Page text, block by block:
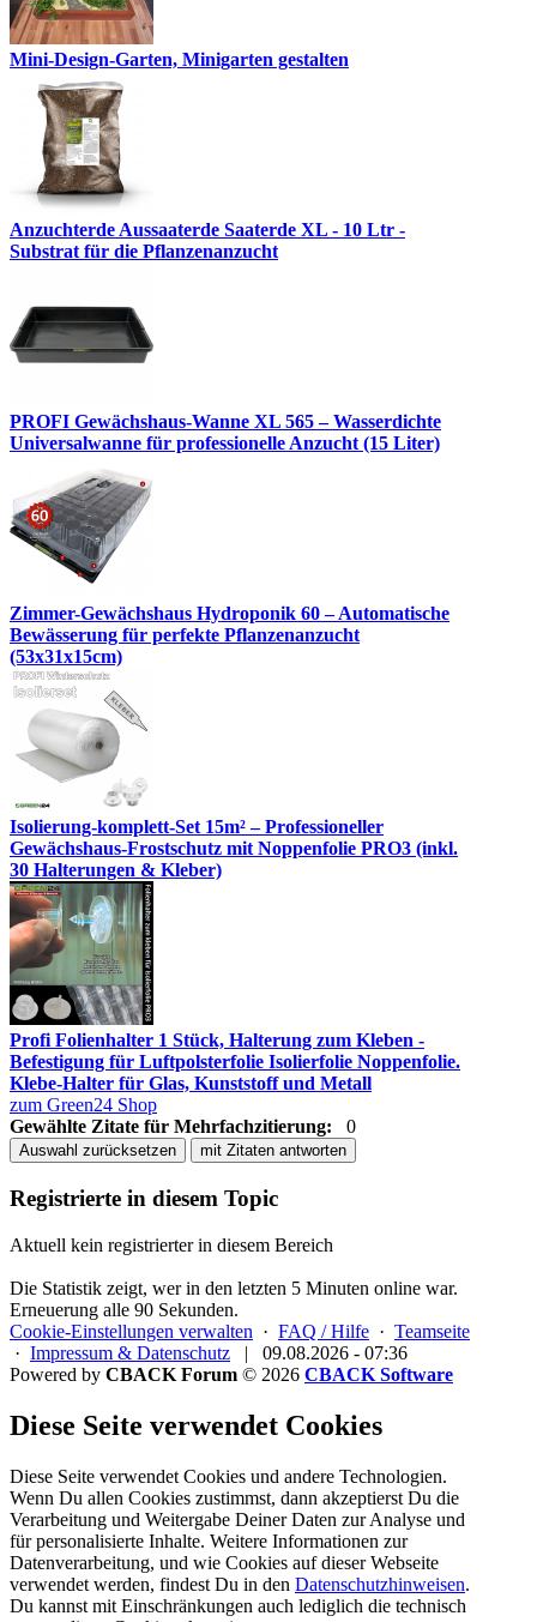
Mini-Design-Garten, Minigarten gestalten
Anzuchterde Aussaaterde Saaterde XL - 10 Ltr -
Substrat für die Pflanzenanzucht
PROFI Gewächshaus-Wanne XL 565 – Wasserdichte
Universalwanne für professionelle Anzucht (15 Liter)
Zimmer-Gewächshaus Hydroponik 60 – Automatische
Bewässerung für perfekte Pflanzenanzucht
(53x31x15cm)
Isolierung-komplett-Set 15m² – Professioneller
Gewächshaus-Frostschutz mit Noppenfolie PRO3 (inkl.
30 Halterungen & Kleber)
Profi Folienhalter 1 Stück, Halterung zum Kleben -
Befestigung für Luftpolsterfolie Isolierfolie Noppenfolie.
Klebe-Halter für Glas, Kunststoff und Metall
zum Green24 Shop
Gewählte Zitate für Mehrfachzitierung:
0
Auswahl zurücksetzen mit Zitaten antworten
Registrierte in diesem Topic
Aktuell kein registrierter in diesem Bereich
Die Statistik zeigt, wer in den letzten 5 Minuten online war.
Erneuerung alle 90 Sekunden.
Cookie-Einstellungen verwalten · FAQ / Hilfe · Teamseite
· Impressum & Datenschutz |
09.08.2026 - 07:36
Powered by CBACK Forum © 2026 CBACK Software
Diese Seite verwendet Cookies
Diese Seite verwendet Cookies und andere Technologien.
Wenn Du allen Cookies zustimmst, dann akzeptierst Du die
Verarbeitung und Weitergabe Deiner Daten zur Analyse und
für personalisierte Inhalte. Weitere Informationen zur
Datenverarbeitung, und wie Cookies auf dieser Webseite
verwendet werden, findest Du in den Datenschutzhinweisen.
Du kannst mit Einschränkungen auch lediglich die technisch